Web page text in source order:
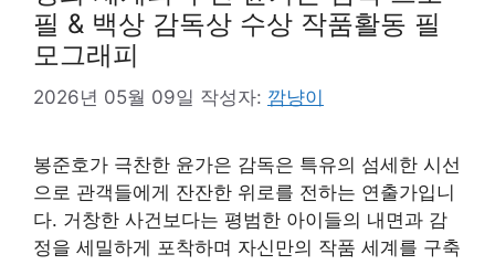
필 & 백상 감독상 수상 작품활동 필
모그래피
2026년 05월 09일 작성자: 깜냥이
봉준호가 극찬한 윤가은 감독은 특유의 섬세한 시선
으로 관객들에게 잔잔한 위로를 전하는 연출가입니
다. 거창한 사건보다는 평범한 아이들의 내면과 감
정을 세밀하게 포착하며 자신만의 작품 세계를 구축